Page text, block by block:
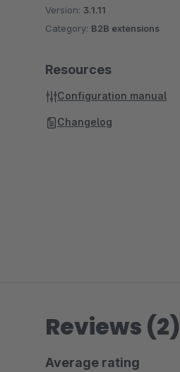
Version: 3.1.11
Category: B2B extensions
Resources
Configuration manual
Changelog
Reviews (2)
Average rating